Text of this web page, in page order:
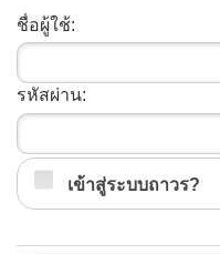
ชื่อผู้ใช้:
รหัสผ่าน:
เข้าสู่ระบบถาวร?